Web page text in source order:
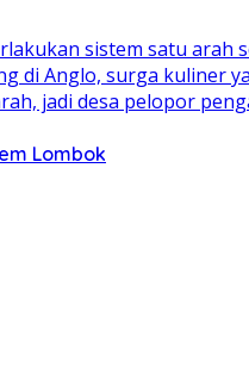
sistem satu arah
di Anglo, surga kuliner
jadi desa pelopor
Lombok